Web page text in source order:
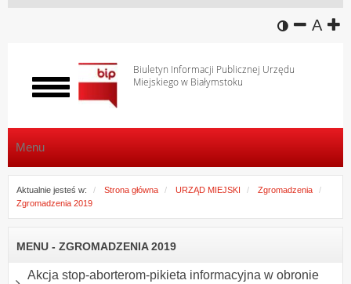
wersja
A
Biuletyn Informacji Publicznej Urzędu
Miejskiego w Białymstoku
Włącz
menu
Menu
Aktualnie jesteś w: Strona główna URZĄD MIEJSKI
Zgromadzenia
Zgromadzenia 2019
MENU - ZGROMADZENIA 2019
Akcja stop-aborterom-pikieta informacyjna w obronie